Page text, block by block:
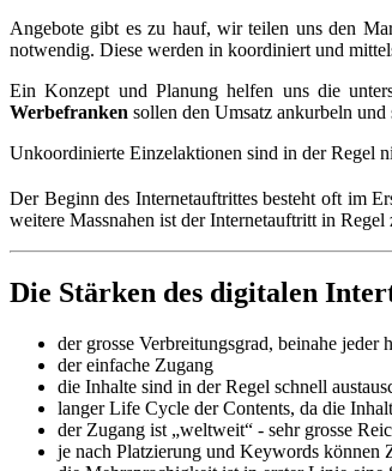
Angebote gibt es zu hauf, wir teilen uns den
notwendig. Diese werden in koordiniert und
Ein Konzept und Planung helfen uns die
Werbefranken sollen den Umsatz ankurbeln und
Unkoordinierte Einzelaktionen sind in der Regel
Der Beginn des Internetauftrittes besteht oft im
weitere Massnahen ist der Internetauftritt in
Die Stärken des digitalen
der grosse Verbreitungsgrad, beinahe jeder
der einfache Zugang
die Inhalte sind in der Regel schnell
langer Life Cycle der Contents, da die
der Zugang ist „weltweit“ - sehr grosse
je nach Platzierung und Keywords können